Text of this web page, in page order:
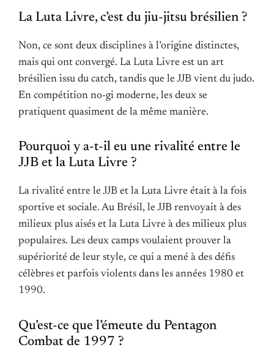
La Luta Livre, c’est du jiu-jitsu brésilien ?
Non, ce sont deux disciplines à l’origine distinctes,
mais qui ont convergé. La Luta Livre est un art
brésilien issu du catch, tandis que le JJB vient du judo.
En compétition no-gi moderne, les deux se
pratiquent quasiment de la même manière.
Pourquoi y a-t-il eu une rivalité entre le
JJB et la Luta Livre ?
La rivalité entre le JJB et la Luta Livre était à la fois
sportive et sociale. Au Brésil, le JJB renvoyait à des
milieux plus aisés et la Luta Livre à des milieux plus
populaires. Les deux camps voulaient prouver la
supériorité de leur style, ce qui a mené à des défis
célèbres et parfois violents dans les années 1980 et
1990.
Qu’est-ce que l’émeute du Pentagon
Combat de 1997 ?